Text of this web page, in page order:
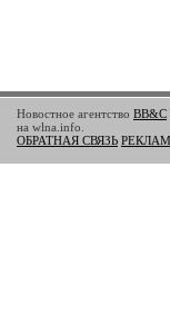
Новостное агентство BB&C
на wlna.info.
ОБРАТНАЯ СВЯЗЬ